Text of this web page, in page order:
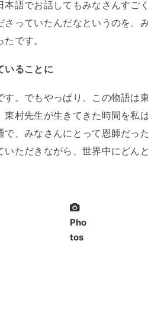
語でお話してもみなさんすご
っていたんだなというのを、
です。
ることに
。でもやっぱり、この物語は
東村先生が生きてきた時間を私
、みなさんにとって恩師だっ
いただきながら、世界中にどん
Pho
tos